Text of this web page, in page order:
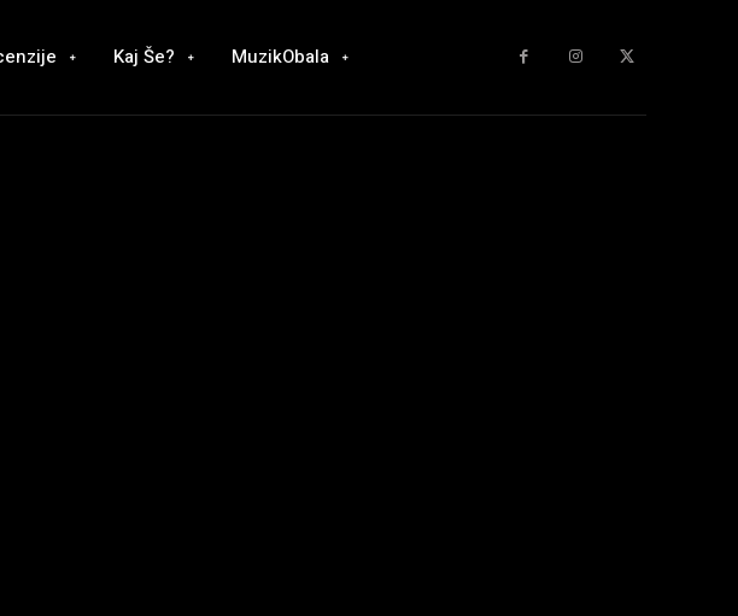
Kaj Še? MuzikObala